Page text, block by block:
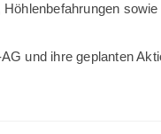
und ihre geplanten